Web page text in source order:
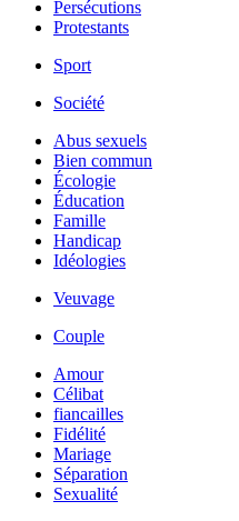
Persécutions
Protestants
Sport
Société
Abus sexuels
Bien commun
Écologie
Éducation
Famille
Handicap
Idéologies
Veuvage
Couple
Amour
Célibat
fiancailles
Fidélité
Mariage
Séparation
Sexualité